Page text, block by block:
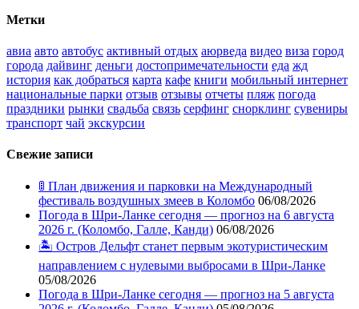
Метки
авиа авто автобус активный отдых аюрведа видео виза город
города дайвинг деньги достопримечательности еда жд
история как добраться карта кафе книги мобильный интернет
национальные парки отзыв отзывы отчеты пляж погода
праздники рынки свадьба связь серфинг снорклинг сувениры
транспорт чай экскурсии
Свежие записи
🚦 План движения и парковки на Международный
фестиваль воздушных змеев в Коломбо 06/08/2026
Погода в Шри-Ланке сегодня — прогноз на 6 августа
2026 г. (Коломбо, Галле, Канди) 06/08/2026
🏝️ Остров Дельфт станет первым экотуристическим
направлением с нулевыми выбросами в Шри-Ланке
05/08/2026
Погода в Шри-Ланке сегодня — прогноз на 5 августа